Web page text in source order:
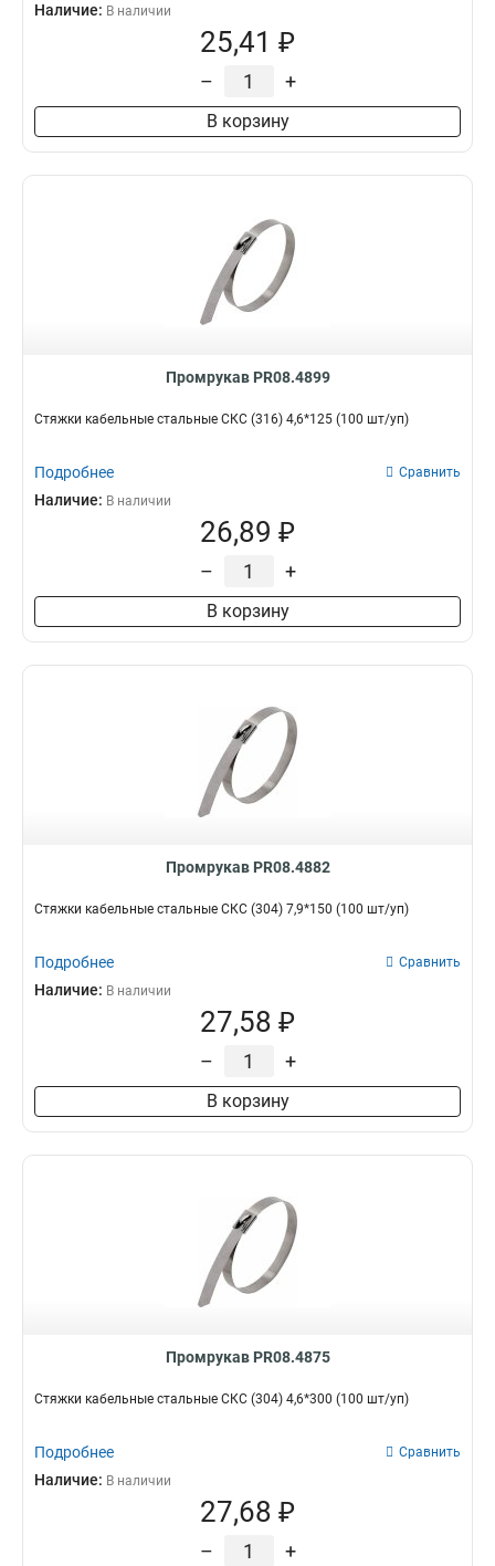
Наличие: В наличии
25,41 ₽
– +
В корзину
Промрукав PR08.4899
Стяжки кабельные стальные СКС (316) 4,6*125 (100 шт/уп)
Подробнее Сравнить
Наличие: В наличии
26,89 ₽
– +
В корзину
Промрукав PR08.4882
Стяжки кабельные стальные СКС (304) 7,9*150 (100 шт/уп)
Подробнее Сравнить
Наличие: В наличии
27,58 ₽
– +
В корзину
Промрукав PR08.4875
Стяжки кабельные стальные СКС (304) 4,6*300 (100 шт/уп)
Подробнее Сравнить
Наличие: В наличии
27,68 ₽
– +